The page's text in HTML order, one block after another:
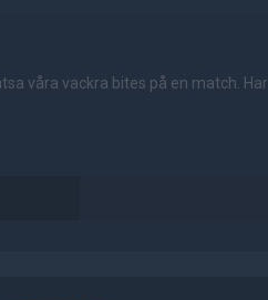
våra vackra bites på en match.